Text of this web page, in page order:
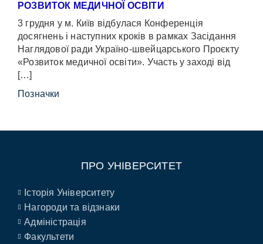
РОЗВИТОК МЕДИЧНОЇ ОСВІТИ
3 грудня у м. Київ відбулася Конференція
досягнень і наступних кроків в рамках Засідання
Наглядової ради Україно-швейцарського Проєкту
«Розвиток медичної освіти». Участь у заході від
[…]
Позначки
ПРО УНІВЕРСИТЕТ
Історія Університету
Нагороди та відзнаки
Адміністрація
Факультети